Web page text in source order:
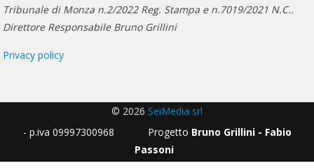
Tribunale di Monza n.2/2022 Reg. Stampa e n.7019/2021 N.C..
Direttore Responsabile Bruno Grillini
Privacy policy
© 2026 SeiMedia srl
- p.iva 09997300968 Progetto Bruno Grillini - Fabio
Passoni